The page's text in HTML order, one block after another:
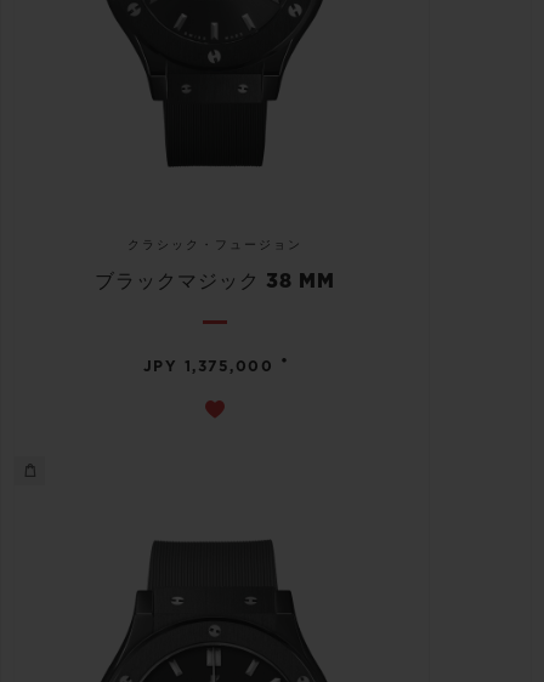
クラシック・フュージョン
ブラックマジック 38 MM
JPY 1,375,000 •